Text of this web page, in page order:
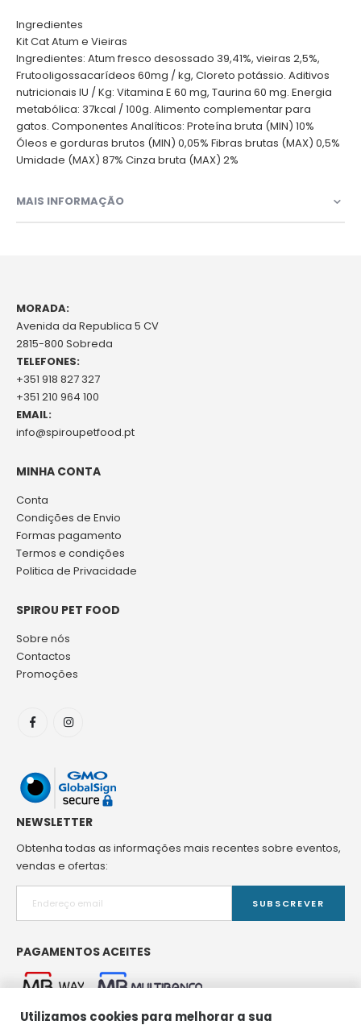
Utilizamos cookies para melhorar a sua
Ingredientes
Kit Cat Atum e Vieiras
Ingredientes: Atum fresco desossado 39,41%, vieiras 2,5%,
Frutooligossacarídeos 60mg / kg, Cloreto potássio. Aditivos
nutricionais IU / Kg: Vitamina E 60 mg, Taurina 60 mg. Energia
metabólica: 37kcal / 100g. Alimento complementar para
gatos. Componentes Analíticos: Proteína bruta (MIN) 10%
Óleos e gorduras brutos (MIN) 0,05% Fibras brutas (MAX) 0,5%
Umidade (MAX) 87% Cinza bruta (MAX) 2%
MAIS INFORMAÇÃO
MORADA:
Avenida da Republica 5 CV
2815-800 Sobreda
TELEFONES:
+351 918 827 327
+351 210 964 100
EMAIL:
info@spiroupetfood.pt
MINHA CONTA
Conta
Condições de Envio
Formas pagamento
Termos e condições
Politica de Privacidade
SPIROU PET FOOD
Sobre nós
Contactos
Promoções
NEWSLETTER
Obtenha todas as informações mais recentes sobre eventos,
vendas e ofertas:
SUBSCREVER
PAGAMENTOS ACEITES